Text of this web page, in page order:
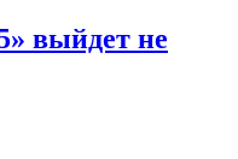
выйдет не